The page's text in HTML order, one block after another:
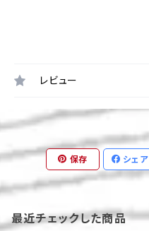
レビュー
保存 シェア
最近チェックした商品